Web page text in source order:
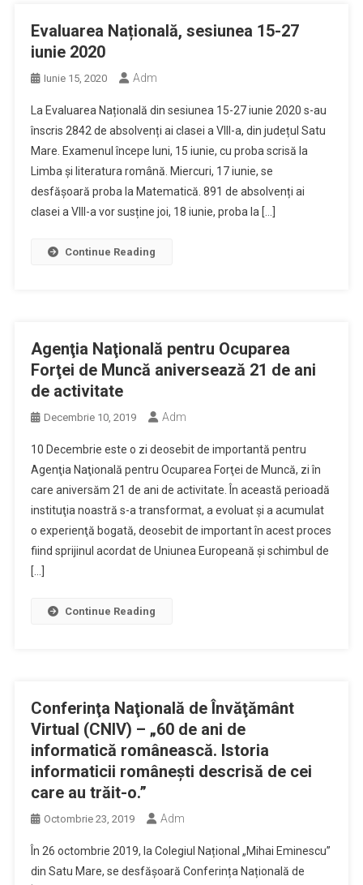
Evaluarea Națională, sesiunea 15-27
iunie 2020
Iunie 15, 2020 Adm
La Evaluarea Națională din sesiunea 15-27 iunie 2020 s-au
înscris 2842 de absolvenți ai clasei a VIII-a, din județul Satu
Mare. Examenul începe luni, 15 iunie, cu proba scrisă la
Limba și literatura română. Miercuri, 17 iunie, se
desfășoară proba la Matematică. 891 de absolvenți ai
clasei a VIII-a vor susține joi, 18 iunie, proba la […]
Continue Reading
Agenţia Naţională pentru Ocuparea
Forţei de Muncă aniversează 21 de ani
de activitate
Decembrie 10, 2019 Adm
10 Decembrie este o zi deosebit de importantă pentru
Agenţia Naţională pentru Ocuparea Forţei de Muncă, zi în
care aniversăm 21 de ani de activitate. În această perioadă
instituţia noastră s-a transformat, a evoluat şi a acumulat
o experienţă bogată, deosebit de important în acest proces
fiind sprijinul acordat de Uniunea Europeană şi schimbul de
[…]
Continue Reading
Conferinţa Naţională de Învăţământ
Virtual (CNIV) – „60 de ani de
informatică românească. Istoria
informaticii românești descrisă de cei
care au trăit-o.”
Octombrie 23, 2019 Adm
În 26 octombrie 2019, la Colegiul Național „Mihai Eminescu”
din Satu Mare, se desfășoară Conferința Națională de